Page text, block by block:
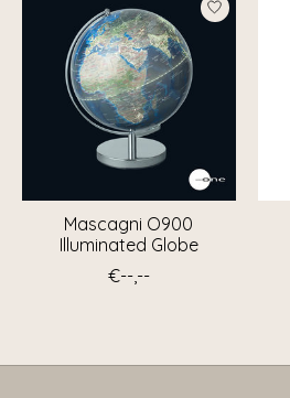
Mascagni O900
Illuminated Globe
€--,--